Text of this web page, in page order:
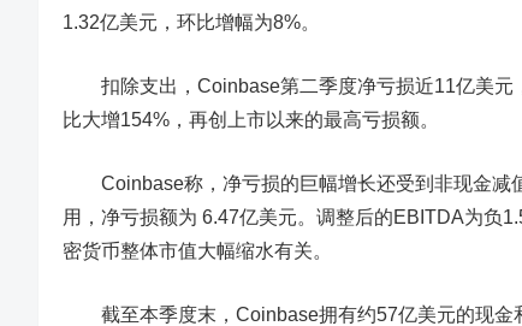
1.32亿美元，环比增幅为8%。
扣除支出，Coinbase第二季度净亏损近11亿美元
比大增154%， 再创上市以来的最高亏损额。
Coinbase称，净亏损的巨幅增长还受到非现金减
用，净亏损额为 6.47亿美元。调整后的EBITDA为负
密货币整体市值大幅缩水有关。
截至本季度末，Coinbase拥有约57亿美元的现金